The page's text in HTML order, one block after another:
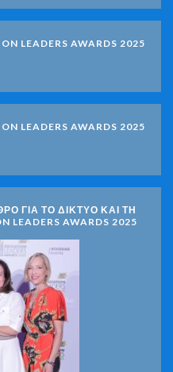
LEADERS AWARDS 2025
LEADERS AWARDS 2025
ΓΙΑ ΤΟ ΔΙΚΤΥΟ ΚΑΙ ΤΗ
AWARDS 2025